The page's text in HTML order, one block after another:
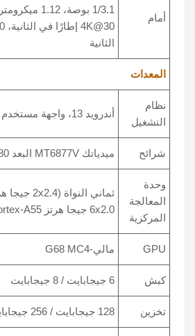
أمام
1/3.1 بوصة، 1.12 ميكرومتر،
الثانية
المعدات
نظام
التشغيل
أندرويد 13، واجهة مستخدم واحدة 5.1
شرائح ميدياتك MT6877V البعد 1080 (6 نانومتر)
وحدة
المعالجة
المركزية
6x2.0 جيجا هرتز Cortex-A55)
GPU مالي-G68 MC4
كبش 6 جيجابايت / 8 جيجابايت
تخزين 128 جيجابايت / 256 جيجابايت